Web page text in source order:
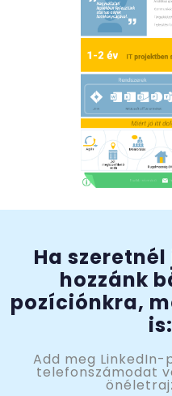
Ha
hozzánk
pozíciónkra,
is:
Add meg
telefonszámodat